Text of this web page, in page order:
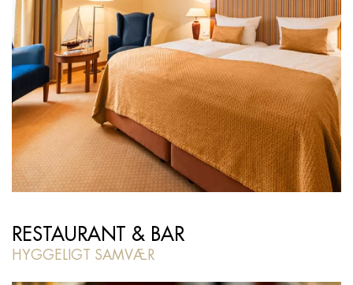
RESTAURANT & BAR
HYGGELIGT SAMVÆR